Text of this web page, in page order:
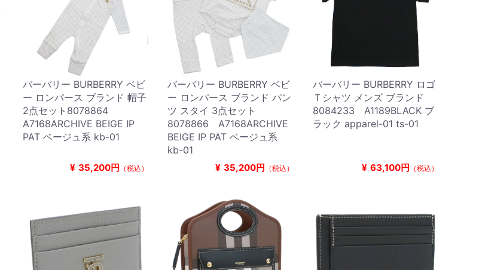
バーバリー BURBERRY ベビ
ー ロンパース ブランド 帽子
2点セット8078864
A7168ARCHIVE BEIGE IP
PAT ベージュ系 kb-01
¥ 35,200円 （税込）
バーバリー BURBERRY ベビ
ー ロンパース ブランド パン
ツ スタイ 3点セット
8078866 A7168ARCHIVE
BEIGE IP PAT ベージュ系
kb-01
¥ 35,200円 （税込）
バーバリー BURBERRY ロゴ
Ｔシャツ メンズ ブランド
8084233 A1189BLACK ブ
ラック apparel-01 ts-01
¥ 63,100円 （税込）